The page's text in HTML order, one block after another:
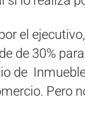
el
de 30%
de
Pero